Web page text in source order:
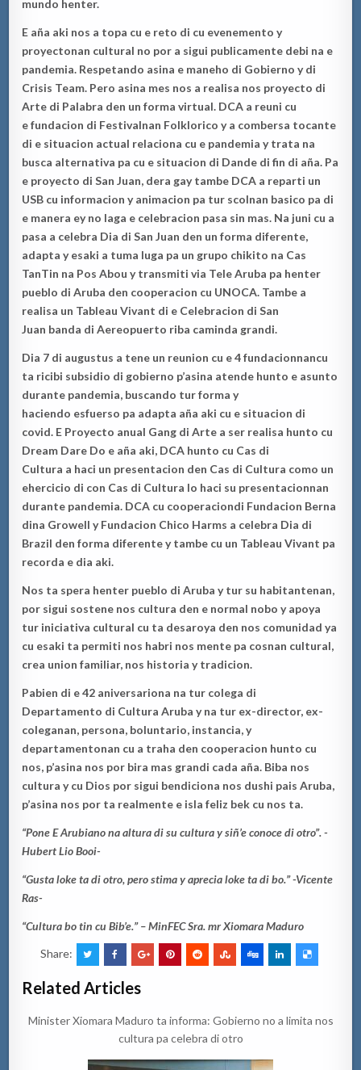
mundo henter.
E aña aki nos a topa cu e reto di cu evenemento y
proyectonan cultural no por a sigui publicamente debi na e
pandemia. Respetando asina e maneho di Gobierno y di
Crisis Team. Pero asina mes nos a realisa nos proyecto di
Arte di Palabra den un forma virtual. DCA a reuni cu
efundacion di Festivalnan Folklorico y a combersa tocante
di e situacion actual relaciona cu e pandemia ytrata na
busca alternativa pa cu e situacion di Dande di fin di aña. Pa
e proyecto di San Juan, dera gay tambe DCA a reparti un
USB cu informacion yanimacion pa tur scolnan basico pa di
e manera ey no laga e celebracion pasa sin mas. Na juni cu a
pasa a celebra Dia diSan Juan den un forma diferente,
adapta y esaki a tuma luga pa un grupo chikito na Cas
TanTin na PosAbou y transmiti via Tele Aruba pa henter
pueblo di Aruba den cooperacion cu UNOCA. Tambe a
realisa un Tableau Vivant di e Celebracion di San
Juan banda diAereopuerto riba caminda grandi.
Dia 7 di augustus a tene un reunion cu e4 fundacionnancu
ta ricibi subsidio di gobierno p’asina atende hunto e asunto
durante pandemia, buscando tur forma y
haciendo esfuerso pa adapta aña aki cu e situacion di
covid. E Proyecto anual Gang di Arte a ser realisa hunto cu
Dream Dare Do e aña aki, DCA hunto cu Cas di
Cultura a haci un presentacion den Cas di Cultura como un
ehercicio di con Cas di Cultura lo haci su presentacionnan
durante pandemia. DCA cu cooperaciondi Fundacion Berna
dina Growell y Fundacion Chico Harms a celebra Dia di
Brazil den forma diferente y tambe cu un Tableau Vivant pa
recorda e dia aki.
Nos ta spera henter pueblo di Aruba y tur su habitantenan,
por sigui sostene nos cultura den e normal noboy apoya
tur iniciativa cultural cu ta desaroya den nos comunidad ya
cu esaki ta permiti nos habri nos mente pa cosnan cultural,
crea union familiar, nos historia y tradicion.
Pabien di e 42 aniversariona na tur colega di
Departamento di Cultura Aruba y na tur ex-director, ex-
coleganan, persona, boluntario, instancia,y
departamentonan cu a traha den cooperacion hunto cu
nos, p’asina nos por bira mas grandi cada aña. Biba nos
cultura y cu Dios por sigui bendiciona nos dushi pais Aruba,
p’asina nos por ta realmente e isla feliz bek cu nos ta.
“Pone E Arubiano na altura di su cultura y siñ’e conoce di otro”. -
Hubert Lio Booi-
“Gusta loke tadi otro, pero stima y aprecialoke ta di bo.” -Vicente
Ras-
“Culturabo tin cu Bib’e.” –MinFECSra. mr Xiomara Maduro
Share:
Related Articles
Minister Xiomara Maduro ta informa: Gobierno no a limita nos
cultura pa celebra di otro